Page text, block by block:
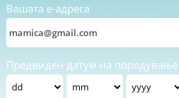
Вашата е-адреса
Предвиден датум на породување